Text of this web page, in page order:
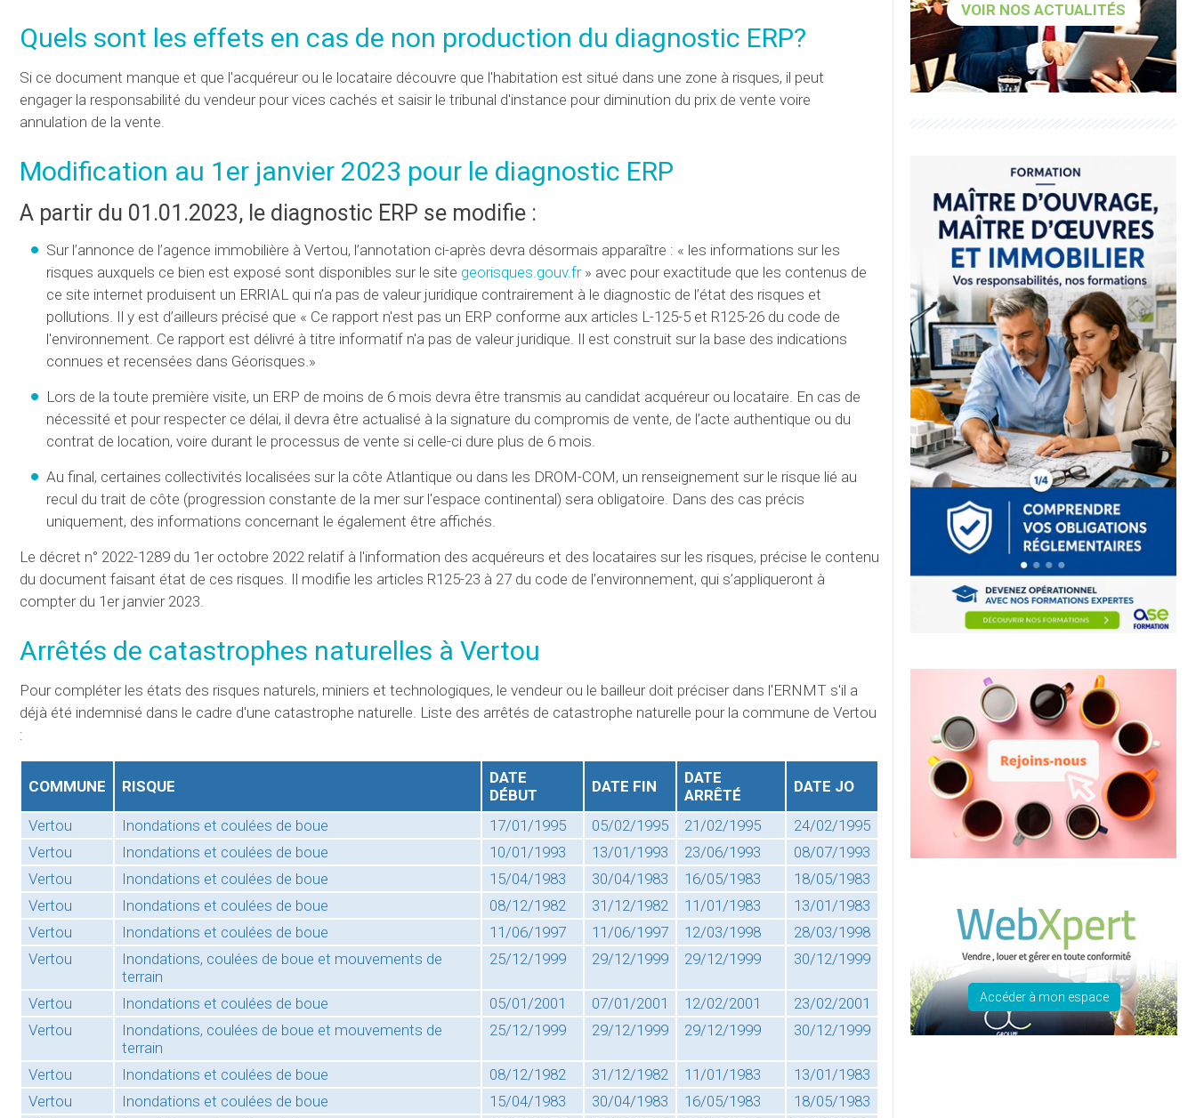
Quels sont les effets en cas de non production du diagnostic ERP?
Si ce document manque et que l'acquéreur ou le locataire découvre que l'habitation est situé dans une zone à risques, il peut
engager la responsabilité du vendeur pour vices cachés et saisir le tribunal d'instance pour diminution du prix de vente voire
annulation de la vente.
Modification au 1er janvier 2023 pour le diagnostic ERP
A partir du 01.01.2023, le diagnostic ERP se modifie :
Sur l’annonce de l’agence immobilière à Vertou, l’annotation ci-après devra désormais apparaître : « les informations sur les
risques auxquels ce bien est exposé sont disponibles sur le site georisques.gouv.fr» avec pour exactitude que les contenus de
ce site internet produisent un ERRIAL qui n’a pas de valeur juridique contrairement à le diagnostic de l’état des risques et
pollutions. Il y est d’ailleurs précisé que « Ce rapport n'est pas un ERP conforme aux articles L-125-5 et R125-26 du code de
l'environnement. Ce rapport est délivré à titre informatif n'a pas de valeur juridique. Il est construit sur la base des indications
connues et recensées dans Géorisques.»
Lors de la toute première visite, un ERP de moins de 6 mois devra être transmis au candidat acquéreur ou locataire. En cas de
nécessité et pour respecter ce délai, il devra être actualisé à la signature du compromis de vente, de l’acte authentique ou du
contrat de location, voire durant le processus de vente si celle-ci dure plus de 6 mois.
Au final, certaines collectivités localisées sur la côte Atlantique ou dans les DROM-COM, un renseignement sur le risque lié au
recul du trait de côte (progression constante de la mer sur l'espace continental) sera obligatoire. Dans des cas précis
uniquement, des informations concernant le également être affichés.
Le décret n° 2022-1289 du 1er octobre 2022 relatif à l'information des acquéreurs et des locataires sur les risques, précise le contenu
du document faisant état de ces risques. Il modifie les articles R125-23 à 27 du code de l’environnement, qui s’appliqueront à
compter du 1er janvier 2023.
Arrêtés de catastrophes naturelles à Vertou
Pour compléter les états des risques naturels, miniers et technologiques, le vendeur ou le bailleur doit préciser dans l'ERNMT s'il a
déjà été indemnisé dans le cadre d'une catastrophe naturelle. Liste des arrêtés de catastrophe naturelle pour la commune de Vertou
:
COMMUNE RISQUE
DATE
DÉBUT
DATE FIN
DATE
ARRÊTÉ
DATE JO
Vertou Inondations et coulées de boue 17/01/1995 05/02/1995 21/02/1995
24/02/1995
Vertou
Inondations et coulées de boue 10/01/1993 13/01/1993 23/06/1993
08/07/1993
Vertou
Inondations et coulées de boue 15/04/1983 30/04/1983 16/05/1983
18/05/1983
Vertou
Inondations et coulées de boue 08/12/1982 31/12/1982 11/01/1983
13/01/1983
Vertou
Inondations et coulées de boue 11/06/1997 11/06/1997 12/03/1998
28/03/1998
Vertou
Inondations, coulées de boue et mouvements de
terrain
25/12/1999 29/12/1999 29/12/1999 30/12/1999
Vertou Inondations et coulées de boue 05/01/2001 07/01/2001 12/02/2001
23/02/2001
Vertou
Inondations, coulées de boue et mouvements de
terrain
25/12/1999 29/12/1999 29/12/1999 30/12/1999
Vertou Inondations et coulées de boue 08/12/1982 31/12/1982 11/01/1983
13/01/1983
Vertou
Inondations et coulées de boue 15/04/1983 30/04/1983 16/05/1983
18/05/1983
VOIR NOS ACTUALITÉS
Accéder à mon espace